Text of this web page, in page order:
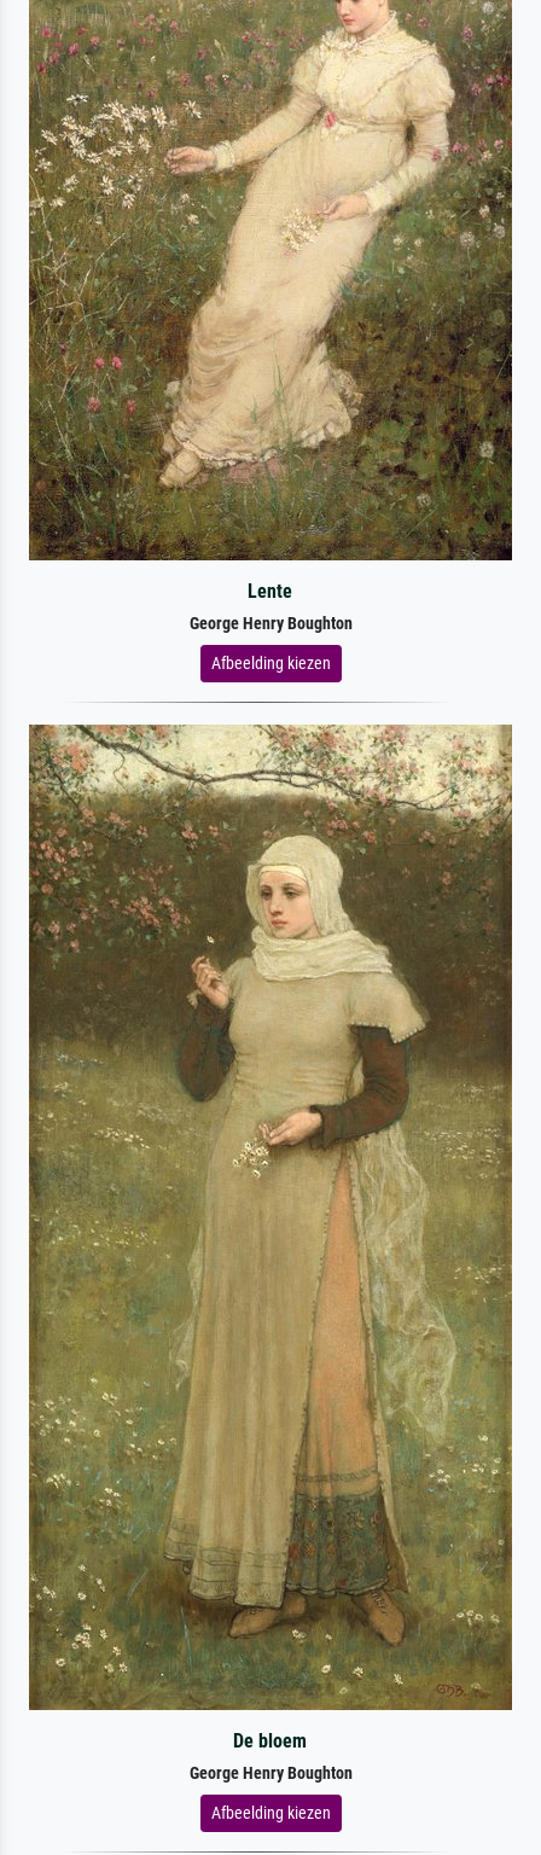
Lente
George Henry Boughton
Afbeelding kiezen
De bloem
George Henry Boughton
Afbeelding kiezen